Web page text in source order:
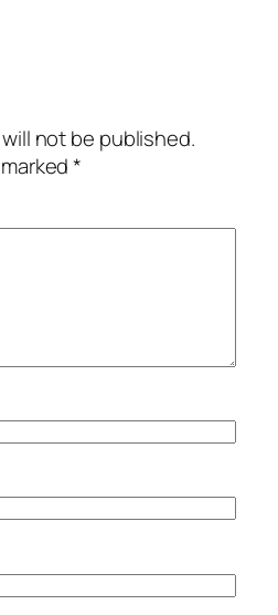
not be published.
*